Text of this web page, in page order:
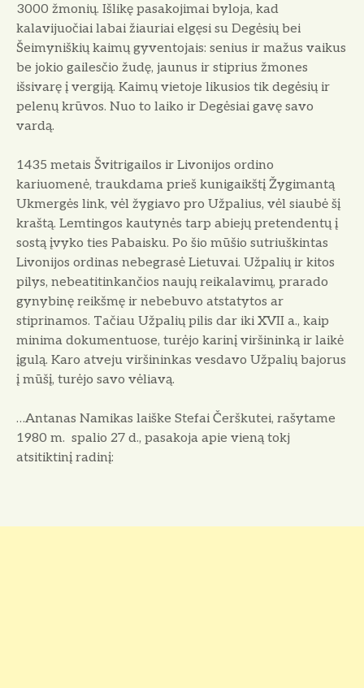
3000 žmonių. Išlikę pasakojimai byloja, kad
kalavijuočiai labai žiauriai elgęsi su Degėsių bei
Šeimyniškių kaimų gyventojais: senius ir mažus vaikus
be jokio gailesčio žudę, jaunus ir stiprius žmones
išsivarę į vergiją. Kaimų vietoje likusios tik degėsių ir
pelenų krūvos. Nuo to laiko ir Degėsiai gavę savo
vardą.
1435 metais Švitrigailos ir Livonijos ordino
kariuomenė, traukdama prieš kunigaikštį Žygimantą
Ukmergės link, vėl žygiavo pro Užpalius, vėl siaubė šį
kraštą. Lemtingos kautynės tarp abiejų pretendentų į
sostą įvyko ties Pabaisku. Po šio mūšio sutriuškintas
Livonijos ordinas nebegrasė Lietuvai. Užpalių ir kitos
pilys, nebeatitinkančios naujų reikalavimų, prarado
gynybinę reikšmę ir nebebuvo atstatytos ar
stiprinamos. Tačiau Užpalių pilis dar iki XVII a., kaip
minima dokumentuose, turėjo karinį viršininką ir laikė
įgulą. Karo atveju viršininkas vesdavo Užpalių bajorus
į mūšį, turėjo savo vėliavą.
…Antanas Namikas laiške Stefai Čerškutei, rašytame
1980 m. spalio 27 d., pasakoja apie vieną tokj
atsitiktinį radinį: